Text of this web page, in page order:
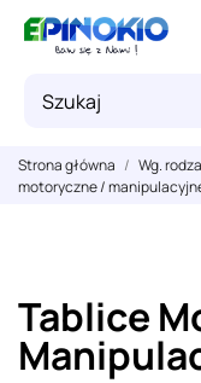
Strona główna Wg.
motoryczne /
Tablice